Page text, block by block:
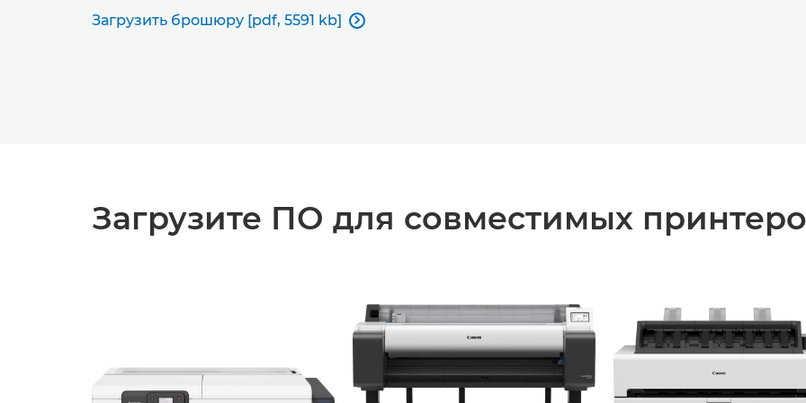
Загрузить брошюру [pdf, 5591 kb] 
Загрузите ПО для совместимых